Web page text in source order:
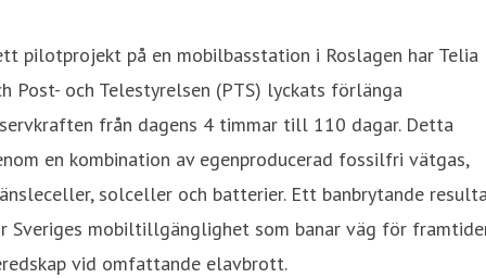
pilotprojekt på en mobilbasstation i Roslagen har Telia
Post- och Telestyrelsen (PTS) lyckats förlänga
från dagens 4 timmar till 110 dagar. Detta
en kombination av egenproducerad fossilfri vätgas,
solceller och batterier. Ett banbrytande
Sveriges mobiltillgänglighet som banar väg för
vid omfattande elavbrott.